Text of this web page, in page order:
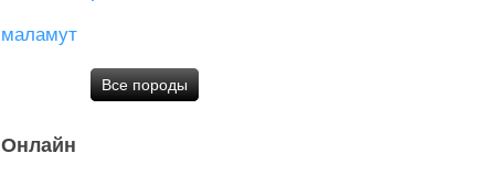
маламут
Все породы
Онлайн